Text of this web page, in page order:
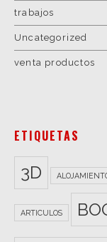
trabajos
Uncategorized
venta productos
ETIQUETAS
3D
ARTICULOS